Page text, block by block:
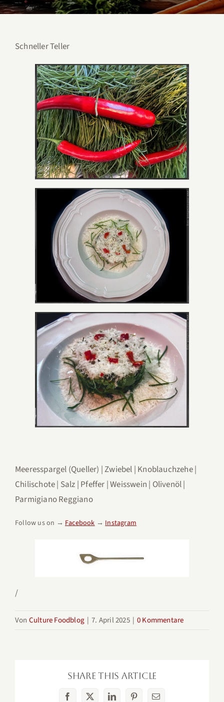
Schneller Teller
Meeresspargel (Queller) | Zwiebel | Knoblauchzehe |
Chilischote | Salz | Pfeffer | Weisswein | Olivenöl |
Parmigiano Reggiano
Follow us on → Facebook→Instagram
/
Von Culture Foodblog | 7. April 2025 | 0 Kommentare
Share This Article
Facebook
X LinkedInPinterest
E-